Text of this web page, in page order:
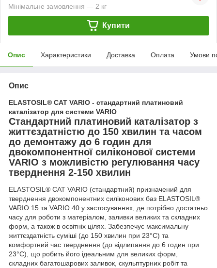
Мінімальне замовлення — 2 кг
Купити
Опис Характеристики Доставка Оплата Умови
Опис
ELASTOSIL® CAT VARIO - стандартний платиновий
каталізатор для системи VARIO
Стандартний платиновий каталізатор з
життєздатністю до 150 хвилин та часом
до демонтажу до 6 годин для
двокомпонентної силіконової системи
VARIO з можливістю регулювання часу
тверднення 2-150 хвилин
ELASTOSIL® CAT VARIO (стандартний) призначений для
тверднення двокомпонентних силіконових баз ELASTOSIL®
VARIO 15 та VARIO 40 у застосуваннях, де потрібно достатньо
часу для роботи з матеріалом, заливки великих та складних
форм, а також в освітніх цілях. Забезпечує максимальну
життєздатність суміші (до 150 хвилин при 23°C) та
комфортний час тверднення (до відлипання до 6 годин при
23°C), що робить його ідеальним для великих форм,
складних багатошарових заливок, скульптурних робіт та